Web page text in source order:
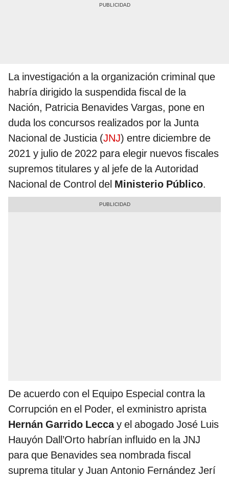
La investigación a la organización criminal que
habría dirigido la suspendida fiscal de la
Nación, Patricia Benavides Vargas, pone en
duda los concursos realizados por la Junta
Nacional de Justicia (JNJ) entre diciembre de
2021 y julio de 2022 para elegir nuevos fiscales
supremos titulares y al jefe de la Autoridad
Nacional de Control del Ministerio Público.
De acuerdo con el Equipo Especial contra la
Corrupción en el Poder, el exministro aprista
Hernán Garrido Leccay el abogado José Luis
Hauyón Dall’Orto habrían influido en la JNJ
para que Benavides sea nombrada fiscal
suprema titular y Juan Antonio Fernández Jerí